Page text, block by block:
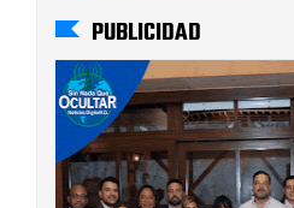
PUBLICIDAD